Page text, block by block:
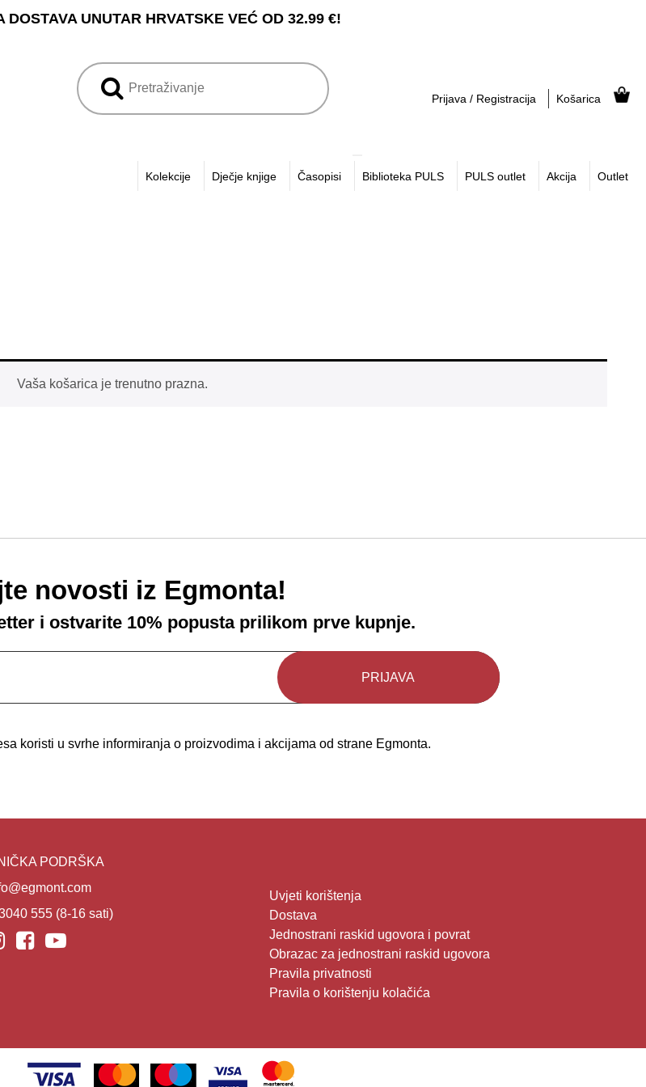
DOSTAVA UNUTAR HRVATSKE VEĆ OD 32.99 €!
Kolekcije Dječje knjige Časopisi Biblioteka PULS PULS outlet Akcija Outlet
Prijava / Registracija Košarica
Vaša košarica je trenutno prazna.
novosti iz Egmonta!
i ostvarite 10% popusta prilikom prve kupnje.
koristi u svrhe informiranja o proizvodima i akcijama od strane Egmonta.
PODRŠKA
555(8-16 sati)
Uvjeti korištenja
Dostava
Jednostrani raskid ugovora i povrat
Obrazac za jednostrani raskid ugovora
Pravila privatnosti
Pravila o korištenju kolačića